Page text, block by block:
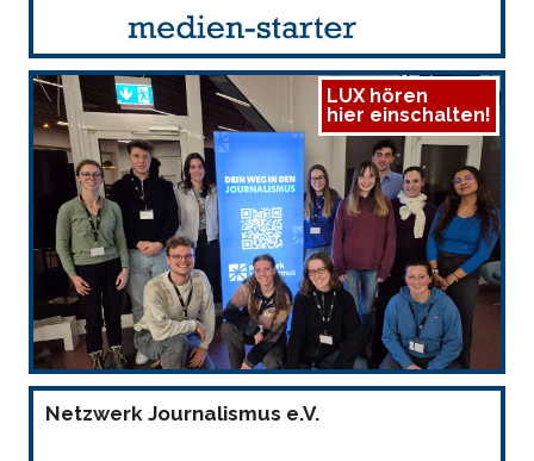
LUX hören
hier einschalten!
Netzwerk Journalismus e.V.